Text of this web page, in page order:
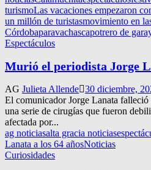
turismoLas vacaciones empezaron
un millón de turistasmovimiento en
Córdobaparavachascapotrero de
Espectáculos
Murió el periodista Jorge
AG Julieta Allende 30 diciembre,
El comunicador Jorge Lanata
una serie de cirugías que fueron
afectada por...
ag noticiasalta gracia noticias
Lanata a los 64 añosNoticias
Curiosidades